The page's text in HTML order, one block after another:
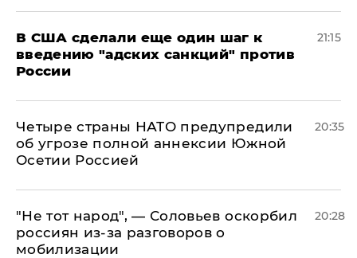
В США сделали еще один шаг к
введению "адских санкций" против
России
21:15
Четыре страны НАТО предупредили
об угрозе полной аннексии Южной
Осетии Россией
20:35
​"Не тот народ", — Соловьев оскорбил
россиян из-за разговоров о
мобилизации
20:28